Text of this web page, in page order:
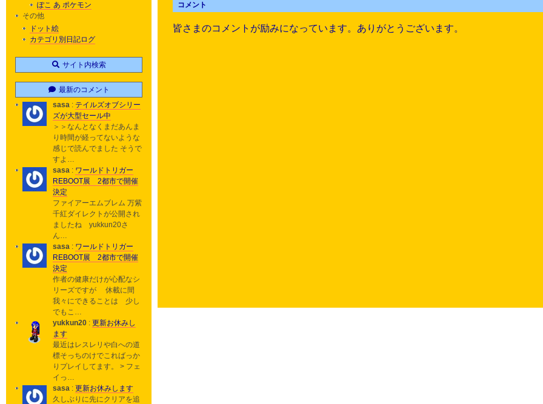
コメント
皆さまのコメントが励みになっています。ありがとうございます。
ぽこ あ ポケモン
その他
ドット絵
カテゴリ別日記ログ
サイト内検索
最新のコメント
sasa : テイルズオブシリー
ズが大型セール中
＞＞なんとなくまだあんま
り時間が経ってないような
感じで読んでました そうで
すよ…
sasa : ワールドトリガー
REBOOT展 2都市で開催
決定
ファイアーエムブレム 万紫
千紅ダイレクトが公開され
ましたね yukkun20さ
ん…
sasa : ワールドトリガー
REBOOT展 2都市で開催
決定
作者の健康だけが心配なシ
リーズですが 休載に間
我々にできることは 少し
でもこ…
yukkun20 : 更新お休みし
ます
最近はレスレリや白への道
標そっちのけでこればっか
りプレイしてます。 > フェ
イっ…
sasa : 更新お休みします
久しぶりに先にクリアを追